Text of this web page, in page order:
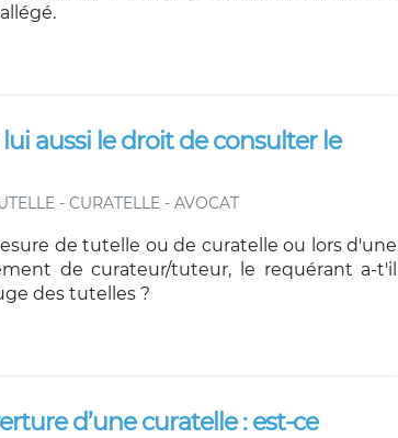
aussi le droit de consulter le
- CURATELLE - AVOCAT
de tutelle ou de curatelle ou lors d'une
de curateur/tuteur, le requérant a-t'il
des tutelles ?
d’une curatelle : est-ce